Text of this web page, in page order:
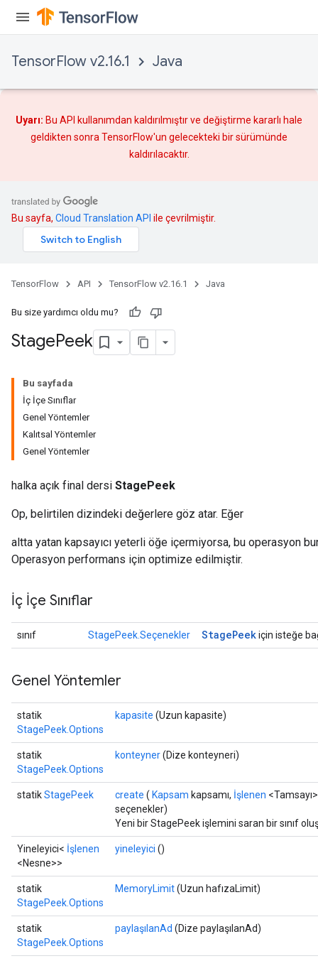
TensorFlow v2.16.1 Java
Uyarı: Bu API kullanımdan kaldırılmıştır ve değiştirme kararlı hale
geldikten sonra TensorFlow'un gelecekteki bir sürümünde
kaldırılacaktır.
Bu sayfa, Cloud Translation API ile çevrilmiştir.
TensorFlow API TensorFlow v2.16.1 Java
Bu size yardımcı oldu mu?
StagePeek
Bu sayfada
İç İçe Sınıflar
Genel Yöntemler
Kalıtsal Yöntemler
Genel Yöntemler
halka açık final dersi StagePeek
Op, belirtilen dizindeki değerlere göz atar. Eğer
altta yatan kapsayıcı yeterli öğe içermiyorsa, bu operasyon
Operasyon performans için optimize edilmiştir.
İç İçe Sınıflar
sınıf StagePeek.Seçenekler StagePeekiçin isteğe
Genel Yöntemler
statik
StagePeek.Options
kapasite (Uzun kapasite)
statik
StagePeek.Options
konteyner(Dize konteyneri)
statikStagePeek create ( Kapsam kapsamı, İşlenen
seçenekler)
Yeni bir StagePeek işlemini saran bir sınıf
Yineleyici< İşlenen
<Nesne>>
yineleyici ()
statik
StagePeek.Options
MemoryLimit(Uzun hafızaLimit)
statik
StagePeek.Options
paylaşılanAd (Dize paylaşılanAd)